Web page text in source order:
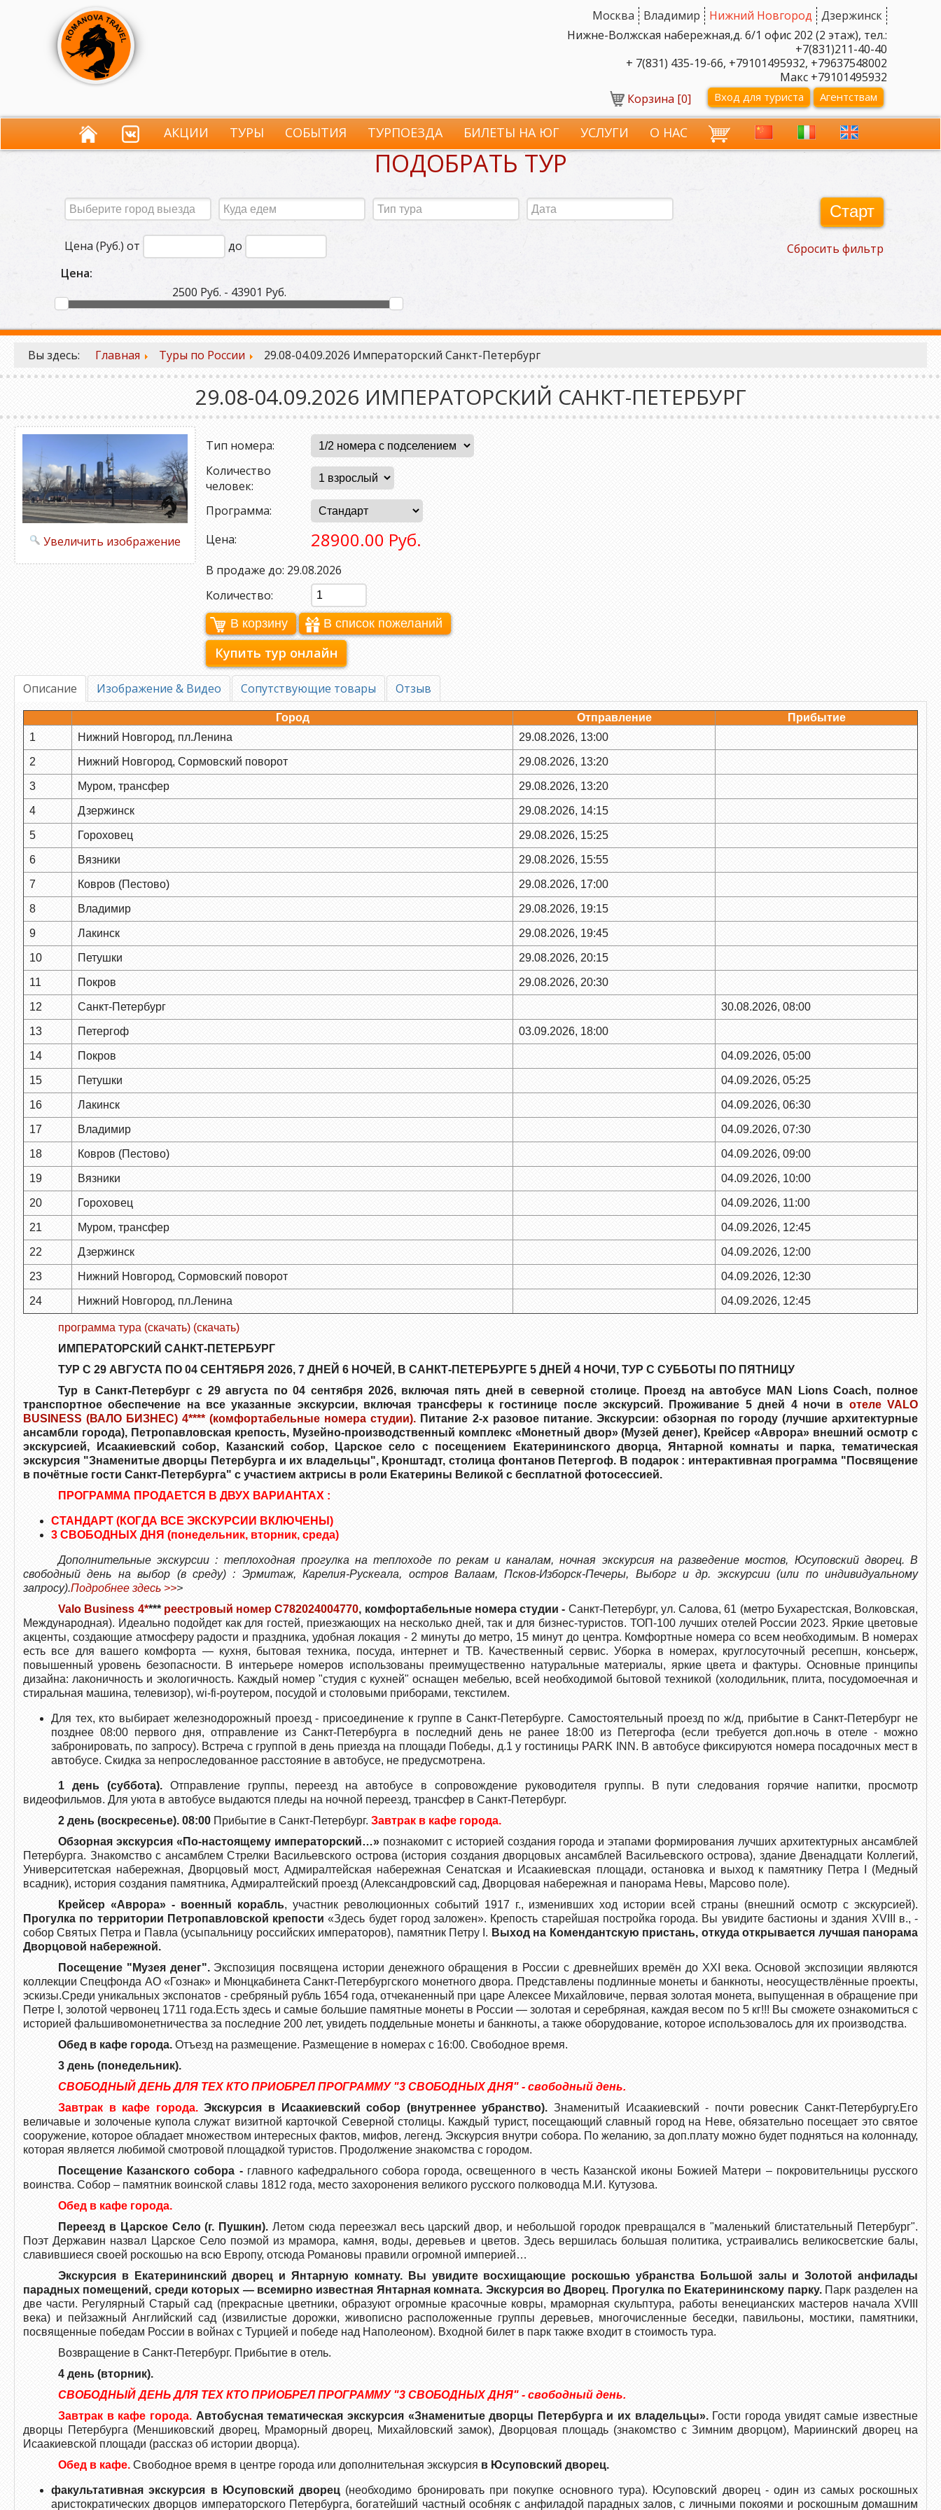
Дзержинск
Нижний Новгород
Владимир
Москва
Нижне-Волжская набережная,д. 6/1 офис 202 (2 этаж), тел.:
+7(831)211-40-40
+ 7(831) 435-19-66, +79101495932, +79637548002
Макс +79101495932
Корзина [0] Вход для туриста Агентствам
АКЦИИ ТУРЫ СОБЫТИЯ ТУРПОЕЗДА БИЛЕТЫ НА ЮГ УСЛУГИ О НАС
ПОДОБРАТЬ ТУР
Цена (Руб.) от
до
Цена:
2500 Руб. - 43901 Руб.
Старт
Сбросить фильтр
Вы здесь: Главная Туры по России 29.08-04.09.2026 Императорский Санкт-Петербург
29.08-04.09.2026 ИМПЕРАТОРСКИЙ САНКТ-ПЕТЕРБУРГ
Увеличить изображение
Тип номера:
Количество
человек:
Программа:
Цена:
28900.00 Руб.
В продаже до: 29.08.2026
Количество:
Купить тур онлайн
Описание Изображение & Видео Сопутствующие товары Отзыв
Город Отправление
Прибытие
1
Нижний Новгород, пл.Ленина 29.08.2026, 13:00
2 Нижний Новгород, Сормовский поворот 29.08.2026, 13:20
3 Муром, трансфер 29.08.2026, 13:20
4 Дзержинск 29.08.2026, 14:15
5 Гороховец 29.08.2026, 15:25
6 Вязники 29.08.2026, 15:55
7 Ковров (Пестово) 29.08.2026, 17:00
8 Владимир 29.08.2026, 19:15
9 Лакинск 29.08.2026, 19:45
10 Петушки 29.08.2026, 20:15
11 Покров 29.08.2026, 20:30
12 Санкт-Петербург 30.08.2026, 08:00
13 Петергоф 03.09.2026, 18:00
14 Покров 04.09.2026, 05:00
15 Петушки 04.09.2026, 05:25
16 Лакинск 04.09.2026, 06:30
17 Владимир 04.09.2026, 07:30
18 Ковров (Пестово) 04.09.2026, 09:00
19 Вязники 04.09.2026, 10:00
20 Гороховец 04.09.2026, 11:00
21 Муром, трансфер 04.09.2026, 12:45
22 Дзержинск 04.09.2026, 12:00
23 Нижний Новгород, Сормовский поворот 04.09.2026, 12:30
24 Нижний Новгород, пл.Ленина 04.09.2026, 12:45
программа тура (скачать) (скачать)
ИМПЕРАТОРСКИЙ САНКТ-ПЕТЕРБУРГ
ТУР С 29 АВГУСТА ПО 04 СЕНТЯБРЯ 2026, 7 ДНЕЙ 6 НОЧЕЙ, В САНКТ-ПЕТЕРБУРГЕ 5 ДНЕЙ 4 НОЧИ, ТУР С СУББОТЫ ПО ПЯТНИЦУ
Тур в Санкт-Петербург с 29 августа по 04 сентября 2026, включая пять дней в северной столице. Проезд на автобусе MAN Lions Coach, полное
транспортное обеспечение на все указанные экскурсии, включая трансферы к гостинице после экскурсий. Проживание 5 дней 4 ночи в отеле VALO
BUSINESS (ВАЛО БИЗНЕС) 4****(комфортабельные номера студии). Питание 2-х разовое питание. Экскурсии: обзорная по городу (лучшие архитектурные
ансамбли города), Петропавловская крепость, Музейно-производственный комплекс «Монетный двор» (Музей денег), Крейсер «Аврора» внешний осмотр с
экскурсией, Исаакиевский собор, Казанский собор, Царское село с посещением Екатерининского дворца, Янтарной комнаты и парка, тематическая
экскурсия "Знаменитые дворцы Петербурга и их владельцы", Кронштадт, столица фонтанов Петергоф. В подарок : интерактивная программа "Посвящение
в почётные гости Санкт-Петербурга" с участием актрисы в роли Екатерины Великой с бесплатной фотосессией.
ПРОГРАММА ПРОДАЕТСЯ В ДВУХ ВАРИАНТАХ :
СТАНДАРТ (КОГДА ВСЕ ЭКСКУРСИИ ВКЛЮЧЕНЫ)
3 СВОБОДНЫХ ДНЯ (понедельник, вторник, среда)
Дополнительные экскурсии : теплоходная прогулка на теплоходе по рекам и каналам, ночная экскурсия на разведение мостов, Юсуповский дворец. В
свободный день на выбор (в среду) : Эрмитаж, Карелия-Рускеала, остров Валаам, Псков-Изборск-Печеры, Выборг и др. экскурсии (или по индивидуальному
запросу).Подробнее здесь >>>
Valo Business 4**** реестровый номер C782024004770, комфортабельные номера студии - Санкт-Петербург, ул. Салова, 61 (метро Бухарестская, Волковская,
Международная). Идеально подойдет как для гостей, приезжающих на несколько дней, так и для бизнес-туристов. ТОП-100 лучших отелей России 2023. Яркие цветовые
акценты, создающие атмосферу радости и праздника, удобная локация - 2 минуты до метро, 15 минут до центра. Комфортные номера со всем необходимым. В номерах
есть все для вашего комфорта — кухня, бытовая техника, посуда, интернет и ТВ. Качественный сервис. Уборка в номерах, круглосуточный ресепшн, консьерж,
повышенный уровень безопасности. В интерьере номеров использованы преимущественно натуральные материалы, яркие цвета и фактуры. Основные принципы
дизайна: лаконичность и экологичность. Каждый номер "студия с кухней" оснащен мебелью, всей необходимой бытовой техникой (холодильник, плита, посудомоечная и
стиральная машина, телевизор), wi-fi-роутером, посудой и столовыми приборами, текстилем.
Для тех, кто выбирает железнодорожный проезд - присоединение к группе в Санкт-Петербурге. Самостоятельный проезд по ж/д, прибытие в Санкт-Петербург не
позднее 08:00 первого дня, отправление из Санкт-Петербурга в последний день не ранее 18:00 из Петергофа (если требуется доп.ночь в отеле - можно
забронировать, по запросу). Встреча с группой в день приезда на площади Победы, д.1 у гостиницы PARK INN. В автобусе фиксируются номера посадочных мест в
автобусе. Скидка за непроследованное расстояние в автобусе, не предусмотрена.
1 день (суббота). Отправление группы, переезд на автобусе в сопровождение руководителя группы. В пути следования горячие напитки, просмотр
видеофильмов. Для уюта в автобусе выдаются пледы на ночной переезд, трансфер в Санкт-Петербург.
2 день (воскресенье). 08:00 Прибытие в Санкт-Петербург. Завтрак в кафе города.
Обзорная экскурсия «По-настоящему императорский…»познакомит с историей создания города и этапами формирования лучших архитектурных ансамблей
Петербурга. Знакомство с ансамблем Стрелки Васильевского острова (история создания дворцовых ансамблей Васильевского острова), здание Двенадцати Коллегий,
Университетская набережная, Дворцовый мост, Адмиралтейская набережная Сенатская и Исаакиевская площади, остановка и выход к памятнику Петра I (Медный
всадник), история создания памятника, Адмиралтейский проезд (Александровский сад, Дворцовая набережная и панорама Невы, Марсово поле).
Крейсер «Аврора» - военный корабль, участник революционных событий 1917 г., изменивших ход истории всей страны (внешний осмотр с экскурсией).
Прогулка по территории Петропавловской крепости «Здесь будет город заложен». Крепость старейшая постройка города. Вы увидите бастионы и здания XVIII в., -
собор Святых Петра и Павла (усыпальницу российских императоров), памятник Петру I. Выход на Комендантскую пристань, откуда открывается лучшая панорама
Дворцовой набережной.
Посещение "Музея денег".Экспозиция посвящена истории денежного обращения в России с древнейших времён до XXI века. Основой экспозиции являются
коллекции Спецфонда АО «Гознак» и Мюнцкабинета Санкт-Петербургского монетного двора. Представлены подлинные монеты и банкноты, неосуществлённые проекты,
эскизы.Среди уникальных экспонатов - сребряный рубль 1654 года, отчеканенный при царе Алексее Михайловиче, первая золотая монета, выпущенная в обращение при
Петре I, золотой червонец 1711 года.Есть здесь и самые большие памятные монеты в России — золотая и серебряная, каждая весом по 5 кг!!! Вы сможете ознакомиться с
историей фальшивомонетничества за последние 200 лет, увидеть поддельные монеты и банкноты, а также оборудование, которое использовалось для их производства.
Обед в кафе города. Отъезд на размещение. Размещение в номерах с 16:00. Свободное время.
3 день (понедельник).
СВОБОДНЫЙ ДЕНЬ ДЛЯ ТЕХ КТО ПРИОБРЕЛ ПРОГРАММУ "3 СВОБОДНЫХ ДНЯ" - свободный день.
Завтрак в кафе города.Экскурсия в Исаакиевский собор (внутреннее убранство).Знаменитый Исаакиевский - почти ровесник Санкт-Петербургу.Его
величавые и золоченые купола служат визитной карточкой Северной столицы. Каждый турист, посещающий славный город на Неве, обязательно посещает это святое
сооружение, которое обладает множеством интересных фактов, мифов, легенд. Экскурсия внутри собора. По желанию, за доп.плату можно будет подняться на колоннаду,
которая является любимой смотровой площадкой туристов. Продолжение знакомства с городом.
Посещение Казанского собора - главного кафедрального собора города, освещенного в честь Казанской иконы Божией Матери – покровительницы русского
воинства. Собор – памятник воинской славы 1812 года, место захоронения великого русского полководца М.И. Кутузова.
Обед в кафе города.
Переезд в Царское Село (г. Пушкин). Летом сюда переезжал весь царский двор, и небольшой городок превращался в "маленький блистательный Петербург".
Поэт Державин назвал Царское Село поэмой из мрамора, камня, воды, деревьев и цветов. Здесь вершилась большая политика, устраивались великосветские балы,
славившиеся своей роскошью на всю Европу, отсюда Романовы правили огромной империей…
Экскурсия в Екатерининский дворец и Янтарную комнату. Вы увидите восхищающие роскошью убранства Большой залы и Золотой анфилады
парадных помещений, среди которых — всемирно известная Янтарная комната. Экскурсия во Дворец. Прогулка по Екатерининскому парку. Парк разделен на
две части. Регулярный Старый сад (прекрасные цветники, образуют огромные красочные ковры, мраморная скульптура, работы венецианских мастеров начала XVIII
века) и пейзажный Английский сад (извилистые дорожки, живописно расположенные группы деревьев, многочисленные беседки, павильоны, мостики, памятники,
посвященные победам России в войнах с Турцией и победе над Наполеоном). Входной билет в парк также входит в стоимость тура.
Возвращение в Санкт-Петербург. Прибытие в отель.
4 день (вторник).
СВОБОДНЫЙ ДЕНЬ ДЛЯ ТЕХ КТО ПРИОБРЕЛ ПРОГРАММУ "3 СВОБОДНЫХ ДНЯ" - свободный день.
Завтрак в кафе города.Автобусная тематическая экскурсия «Знаменитые дворцы Петербурга и их владельцы». Гости города увидят самые известные
дворцы Петербурга (Меншиковский дворец, Мраморный дворец, Михайловский замок), Дворцовая площадь (знакомство с Зимним дворцом), Мариинский дворец на
Исаакиевской площади (рассказ об истории дворца).
Обед в кафе. Свободное время в центре города или дополнительная экскурсия в Юсуповский дворец.
факультативная экскурсия в Юсуповский дворец (необходимо бронировать при покупке основного тура). Юсуповский дворец - один из самых роскошных
аристократических дворцов императорского Петербурга, богатейший частный особняк с анфиладой парадных залов, с личными покоями и роскошным домашним